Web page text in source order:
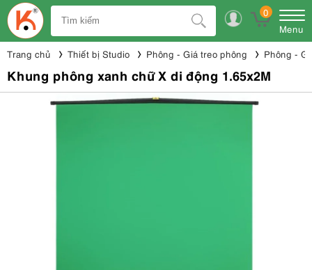
0
Menu
Trang chủ Thiết bị Studio Phông - Giá treo phông Phông -
Khung phông xanh chữ X di động 1.65x2M